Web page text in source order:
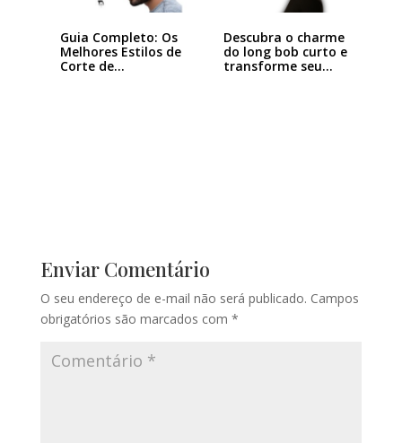
Guia Completo: Os
Melhores Estilos de
Corte de…
Descubra o charme
do long bob curto e
transforme seu…
Enviar Comentário
O seu endereço de e-mail não será publicado. Campos
obrigatórios são marcados com *